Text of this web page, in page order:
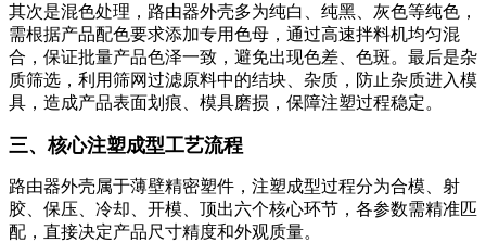
其次是混色处理，路由器外壳多为纯白、纯黑、灰色等纯色，
需根据产品配色要求添加专用色母，通过高速拌料机均匀混
合，保证批量产品色泽一致，避免出现色差、色斑。最后是杂
质筛选，利用筛网过滤原料中的结块、杂质，防止杂质进入模
具，造成产品表面划痕、模具磨损，保障注塑过程稳定。
三、核心注塑成型工艺流程
路由器外壳属于薄壁精密塑件，注塑成型过程分为合模、射
胶、保压、冷却、开模、顶出六个核心环节，各参数需精准匹
配，直接决定产品尺寸精度和外观质量。